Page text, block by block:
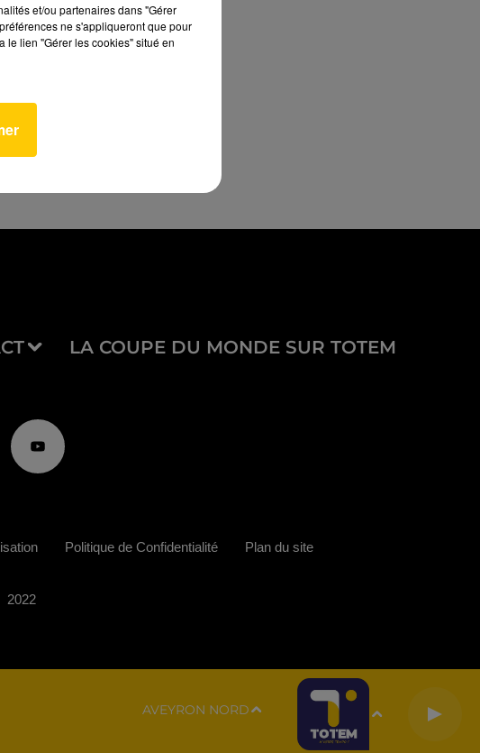
LA COUPE DU MONDE SUR TOTEM
AVEYRON NORD
Politique de Confidentialité Plan du site
2022
et/ou partenaires dans "Gérer
ne s'appliqueront que pour
le lien "Gérer les cookies" situé en